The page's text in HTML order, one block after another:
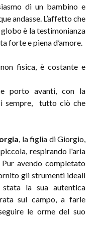
di un bambino e
andasse. L’affetto che
è la testimonianza
forte e piena d’amore.
fisica, è costante e
porto avanti, con la
sempre, tutto ciò che
, la figlia di Giorgio,
respirando l'aria
avendo completato
gli strumenti ideali
la sua autentica
sul campo, a farle
le orme del suo